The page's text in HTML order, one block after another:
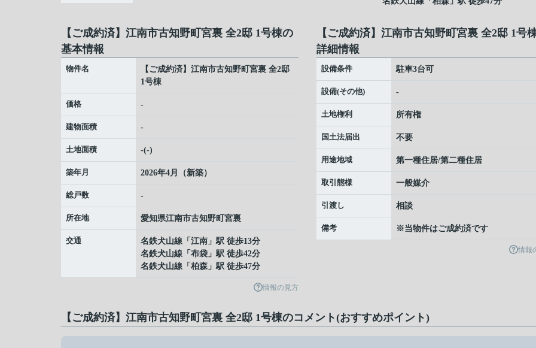
【ご成約済】江南市古知野町宮裏 全2邸 1号棟の
基本情報
物件名
【ご成約済】江南市古知野町宮裏 全2邸
1号棟
価格 -
建物面積 -
土地面積 -(-)
築年月 2026年4月（新築）
総戸数 -
所在地 愛知県江南市古知野町宮裏
交通 名鉄犬山線 「 江南 」駅 徒歩13分
名鉄犬山線 「 布袋 」駅 徒歩42分
名鉄犬山線 「 柏森 」駅 徒歩47分
情報の見方
【ご成約済】江南市古知野町宮裏 全2邸 1号
詳細情報
設備条件 駐車3台可
設備(その他) -
土地権利 所有権
国土法届出 不要
用途地域 第一種住居/第二種住居
取引態様 一般媒介
引渡し 相談
備考 ※当物件はご成約済です
情報
【ご成約済】江南市古知野町宮裏 全2邸 1号棟のコメント(おすすめポイント)